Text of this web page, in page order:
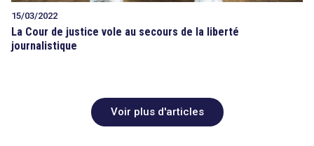
15/03/2022
La Cour de justice vole au secours de la liberté
journalistique
Voir plus d'articles